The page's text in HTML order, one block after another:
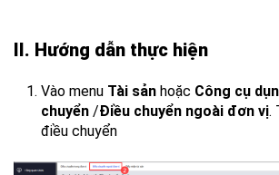
II. Hướng dẫn thực hiện
Vào menu Tài sản hoặc Công cụ
chuyển /Điều chuyển ngoài đơn vị.
điều chuyển